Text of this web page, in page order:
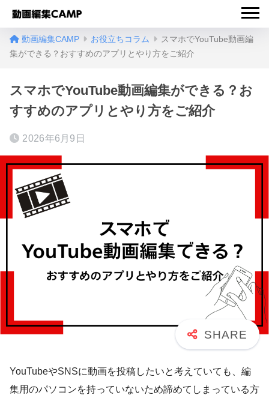
動画編集CAMP お役立ちコラム
スマホでYouTube動画編
集ができる？おすすめのアプリとやり方をご紹介
スマホでYouTube動画編集ができる？お
すすめのアプリとやり方をご紹介
2026年6月9日
YouTubeやSNSに動画を投稿したいと考えていても、編
集用のパソコンを持っていないため諦めてしまっている方